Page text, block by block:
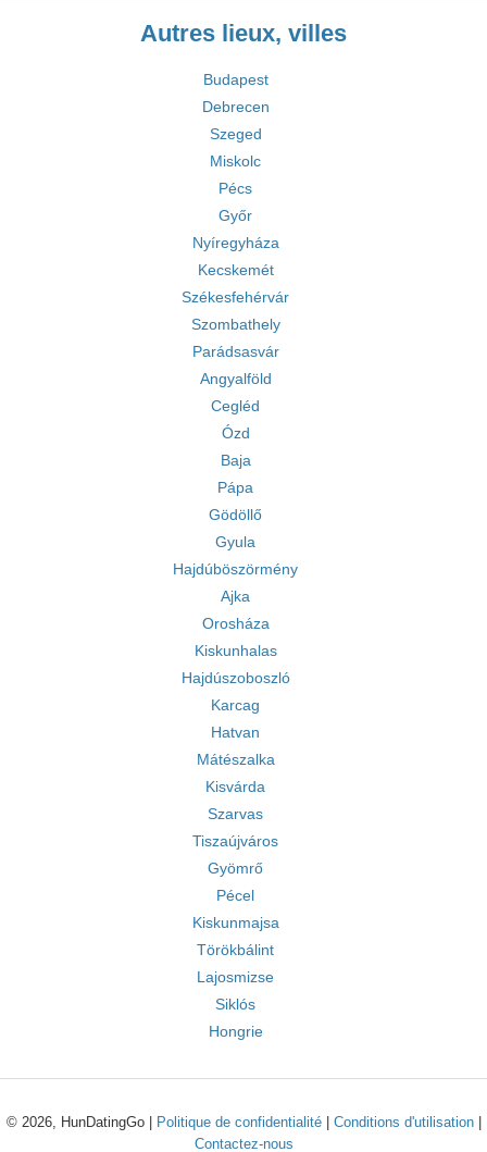
Autres lieux, villes
Budapest
Debrecen
Szeged
Miskolc
Pécs
Győr
Nyíregyháza
Kecskemét
Székesfehérvár
Szombathely
Parádsasvár
Angyalföld
Cegléd
Ózd
Baja
Pápa
Gödöllő
Gyula
Hajdúböszörmény
Ajka
Orosháza
Kiskunhalas
Hajdúszoboszló
Karcag
Hatvan
Mátészalka
Kisvárda
Szarvas
Tiszaújváros
Gyömrő
Pécel
Kiskunmajsa
Törökbálint
Lajosmizse
Siklós
Hongrie
© 2026, HunDatingGo | Politique de confidentialité| Conditions d'utilisation|
Contactez-nous